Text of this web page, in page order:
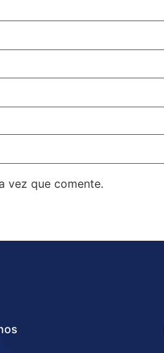
vez que comente.